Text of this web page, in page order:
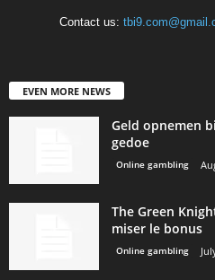
Contact us:
EVEN MORE NEWS
Geld opnemen
gedoe
Online gambling
The Green
miser le bonus
Online gambling